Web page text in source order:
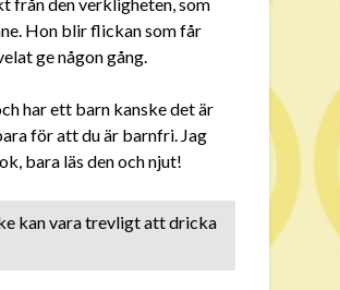
Hon blir flickan som får
ge någon gång.
har ett barn kanske det är
för att du är barnfri. Jag
bara läs den och njut!
kan vara trevligt att dricka